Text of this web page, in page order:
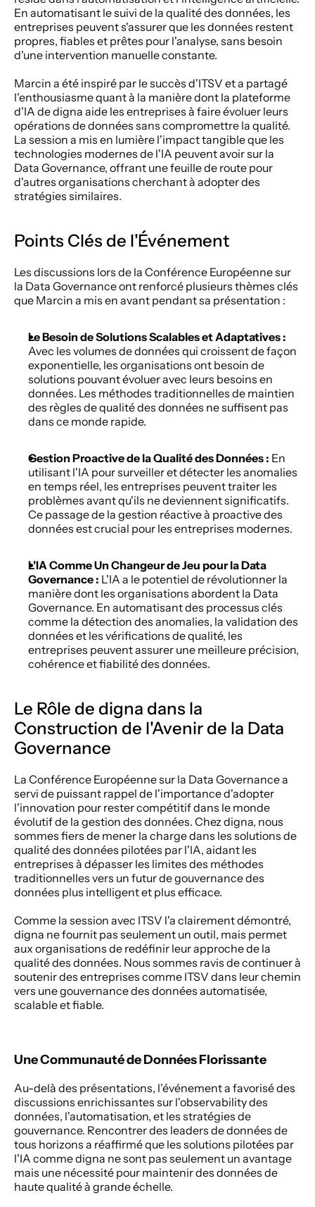
En automatisant le suivi de la qualité des données, les
entreprises peuvent s'assurer que les données restent
propres, fiables et prêtes pour l'analyse, sans besoin
d'une intervention manuelle constante.
Marcin a été inspiré par le succès d'ITSV et a partagé
l'enthousiasme quant à la manière dont la plateforme
d'IA de digna aide les entreprises à faire évoluer leurs
opérations de données sans compromettre la qualité.
La session a mis en lumière l'impact tangible que les
technologies modernes de l'IA peuvent avoir sur la
Data Governance, offrant une feuille de route pour
d'autres organisations cherchant à adopter des
stratégies similaires.
Points Clés de l'Événement
Les discussions lors de la Conférence Européenne sur
la Data Governance ont renforcé plusieurs thèmes clés
que Marcin a mis en avant pendant sa présentation :
Le Besoin de Solutions Scalables et Adaptatives :
Avec les volumes de données qui croissent de façon
exponentielle, les organisations ont besoin de
solutions pouvant évoluer avec leurs besoins en
données. Les méthodes traditionnelles de maintien
des règles de qualité des données ne suffisent pas
dans ce monde rapide.
Gestion Proactive de la Qualité des Données : En
utilisant l'IA pour surveiller et détecter les anomalies
en temps réel, les entreprises peuvent traiter les
problèmes avant qu'ils ne deviennent significatifs.
Ce passage de la gestion réactive à proactive des
données est crucial pour les entreprises modernes.
L'IA Comme Un Changeur de Jeu pour la Data
Governance : L'IA a le potentiel de révolutionner la
manière dont les organisations abordent la Data
Governance. En automatisant des processus clés
comme la détection des anomalies, la validation des
données et les vérifications de qualité, les
entreprises peuvent assurer une meilleure précision,
cohérence et fiabilité des données.
Le Rôle de digna dans la
Construction de l'Avenir de la Data
Governance
La Conférence Européenne sur la Data Governance a
servi de puissant rappel de l'importance d'adopter
l'innovation pour rester compétitif dans le monde
évolutif de la gestion des données. Chez digna, nous
sommes fiers de mener la charge dans les solutions de
qualité des données pilotées par l'IA, aidant les
entreprises à dépasser les limites des méthodes
traditionnelles vers un futur de gouvernance des
données plus intelligent et plus efficace.
Comme la session avec ITSV l'a clairement démontré,
digna ne fournit pas seulement un outil, mais permet
aux organisations de redéfinir leur approche de la
qualité des données. Nous sommes ravis de continuer à
soutenir des entreprises comme ITSV dans leur chemin
vers une gouvernance des données automatisée,
scalable et fiable.
Une Communauté de Données Florissante
Au-delà des présentations, l'événement a favorisé des
discussions enrichissantes sur l'observability des
données, l'automatisation, et les stratégies de
gouvernance. Rencontrer des leaders de données de
tous horizons a réaffirmé que les solutions pilotées par
l'IA comme digna ne sont pas seulement un avantage
mais une nécessité pour maintenir des données de
haute qualité à grande échelle.